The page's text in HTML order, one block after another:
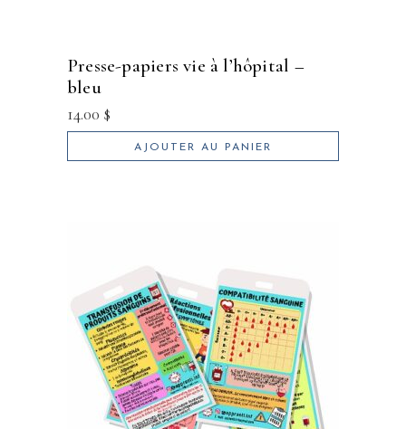
presse-papiers vie à l’hôpital –
bleu
14.00 $
AJOUTER AU PANIER